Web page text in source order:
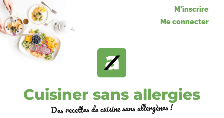
M'inscrire
Me connecter
Cuisiner sans allergies
Des recettes de cuisine sans allergènes !